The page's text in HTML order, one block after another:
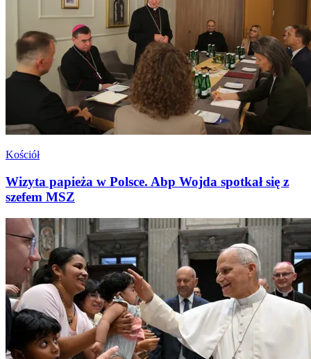
Kościół
Wizyta papieża w Polsce. Abp Wojda spotkał się z
szefem MSZ